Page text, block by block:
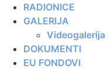
RADIONICE
GALERIJA
Videogalerija
DOKUMENTI
EU FONDOVI